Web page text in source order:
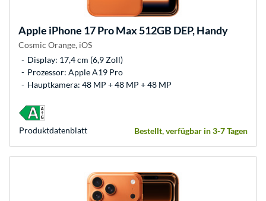
Apple iPhone 17 Pro Max 512GB DEP, Handy
Cosmic Orange, iOS
Display: 17,4 cm (6,9 Zoll)
Prozessor: Apple A19 Pro
Hauptkamera: 48 MP + 48 MP + 48 MP
Bestellt, verfügbar in 3-7 Tagen
Produkt­datenblatt